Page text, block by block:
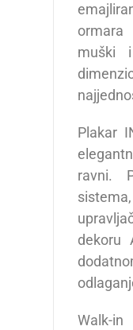
muški
Plakar
ravni.
dekoru
Walk-